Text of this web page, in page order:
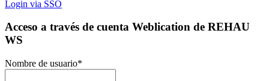
Login via SSO
Acceso a través de cuenta Weblication de REHAU
WS
Nombre de usuario*